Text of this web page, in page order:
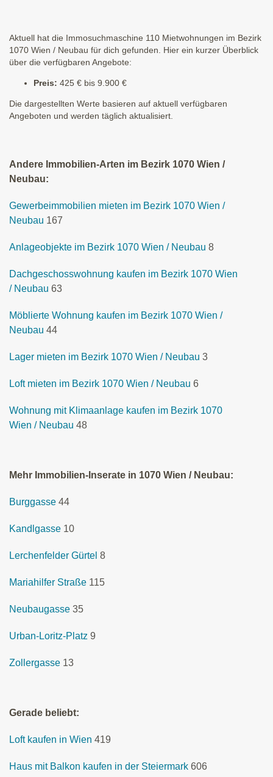
Aktuell hat die Immosuchmaschine 110 Mietwohnungen im Bezirk
1070 Wien / Neubau für dich gefunden. Hier ein kurzer Überblick
über die verfügbaren Angebote:
Preis: 425 € bis 9.900 €
Die dargestellten Werte basieren auf aktuell verfügbaren
Angeboten und werden täglich aktualisiert.
Andere Immobilien-Arten im Bezirk 1070 Wien /
Neubau:
Gewerbeimmobilien mieten im Bezirk 1070 Wien /
Neubau 167
Anlageobjekte im Bezirk 1070 Wien / Neubau 8
Dachgeschosswohnung kaufen im Bezirk 1070 Wien
/ Neubau 63
Möblierte Wohnung kaufen im Bezirk 1070 Wien /
Neubau 44
Lager mieten im Bezirk 1070 Wien / Neubau 3
Loft mieten im Bezirk 1070 Wien / Neubau 6
Wohnung mit Klimaanlage kaufen im Bezirk 1070
Wien / Neubau 48
Mehr Immobilien-Inserate in 1070 Wien / Neubau:
Burggasse 44
Kandlgasse 10
Lerchenfelder Gürtel 8
Mariahilfer Straße 115
Neubaugasse 35
Urban-Loritz-Platz 9
Zollergasse 13
Gerade beliebt:
Loft kaufen in Wien 419
Haus mit Balkon kaufen in der Steiermark 606